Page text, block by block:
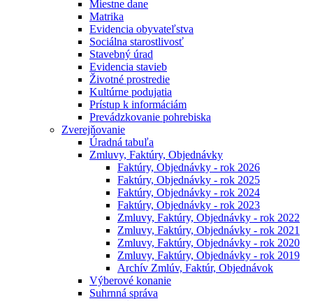
Miestne dane
Matrika
Evidencia obyvateľstva
Sociálna starostlivosť
Stavebný úrad
Evidencia stavieb
Životné prostredie
Kultúrne podujatia
Prístup k informáciám
Prevádzkovanie pohrebiska
Zverejňovanie
Úradná tabuľa
Zmluvy, Faktúry, Objednávky
Faktúry, Objednávky - rok 2026
Faktúry, Objednávky - rok 2025
Faktúry, Objednávky - rok 2024
Faktúry, Objednávky - rok 2023
Zmluvy, Faktúry, Objednávky - rok 2022
Zmluvy, Faktúry, Objednávky - rok 2021
Zmluvy, Faktúry, Objednávky - rok 2020
Zmluvy, Faktúry, Objednávky - rok 2019
Archív Zmlúv, Faktúr, Objednávok
Výberové konanie
Suhrnná správa